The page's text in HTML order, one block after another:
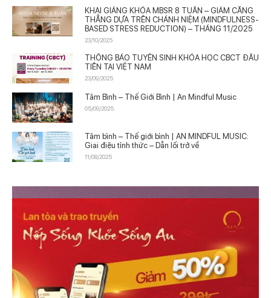
KHAI GIẢNG KHÓA MBSR 8 TUẦN – GIẢM CĂNG
THẲNG DỰA TRÊN CHÁNH NIỆM (MINDFULNESS-
BASED STRESS REDUCTION) – THÁNG 11/2025
23/10/2025
THÔNG BÁO TUYỂN SINH KHÓA HỌC CBCT ĐẦU
TIÊN TẠI VIỆT NAM
23/09/2025
Tâm Bình – Thế Giới Bình | An Mindful Music
05/09/2025
Tâm bình – Thế giới bình | AN MINDFUL MUSIC:
Giai điệu tỉnh thức – Dẫn lối trở về
11/08/2025